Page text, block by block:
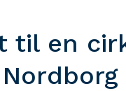
til en